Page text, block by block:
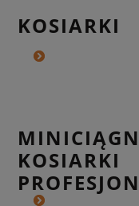
KOSIARKI
KOSIARKI